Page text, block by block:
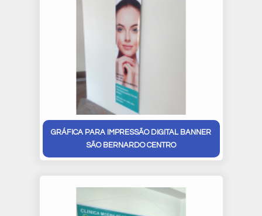
GRÁFICA PARA IMPRESSÃO DIGITAL BANNER
SÃO BERNARDO CENTRO